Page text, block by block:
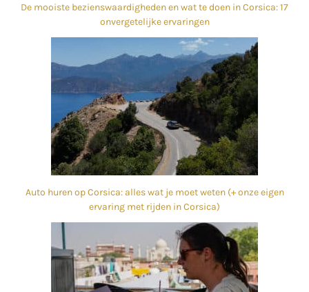
De mooiste bezienswaardigheden en wat te doen in Corsica: 17
onvergetelijke ervaringen
Auto huren op Corsica: alles wat je moet weten (+ onze eigen
ervaring met rijden in Corsica)